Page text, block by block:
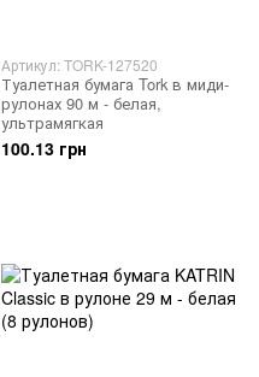
Артикул: TORK-127520
Туалетная бумага Tork в миди-
рулонах 90 м - белая,
ультрамягкая
100.13 грн